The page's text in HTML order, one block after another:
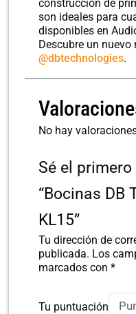
construcción de
son ideales para
disponibles en
Descubre un
@dbtechnologies.
No hay
Sé el
“Bocinas DB
KL15”
Tu dirección de
publicada. Los
marcados con*
Tu puntuación